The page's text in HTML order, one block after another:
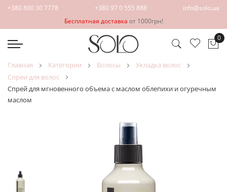
+380 800 30 7778 +380 97 0 555 888
info@solo.ua
Бесплатная доставка от 1000грн!
0
главная категории волосы
укладка волос
спреи для волос
Спрей для мгновенного объема с маслом облепихи и огуречным
маслом